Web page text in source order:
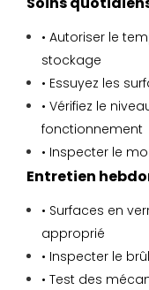
• Autoriser le
stockage
• Essuyez les
• Vérifiez le
fonctionnement
• Inspecter le
Entretien
• Surfaces en
approprié
• Inspecter le
• Test des